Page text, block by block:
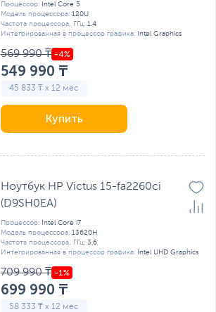
Процессор: Intel Core 5
Модель процессора: 120U
Частота процессора, ГГц: 1.4
Интегрированная в процессор графика: Intel Graphics
569 990 ₸
549 990 ₸
45 833 ₸ x 12 мес
Купить
Ноутбук HP Victus 15-fa2260ci
(D9SH0EA)
Процессор: Intel Core i7
Модель процессора: 13620H
Частота процессора, ГГц: 3.6
Интегрированная в процессор графика: Intel UHD Graphics
709 990 ₸
699 990 ₸
58 333 ₸ x 12 мес